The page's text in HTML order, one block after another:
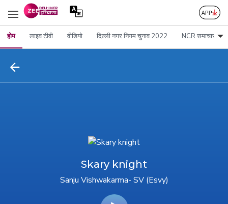
होम लाइव टीवी वीडियो दिल्ली नगर निगम चुनाव 2022 NCR समाचार
Skary knight
Sanju Vishwakarma- SV (Esvy)